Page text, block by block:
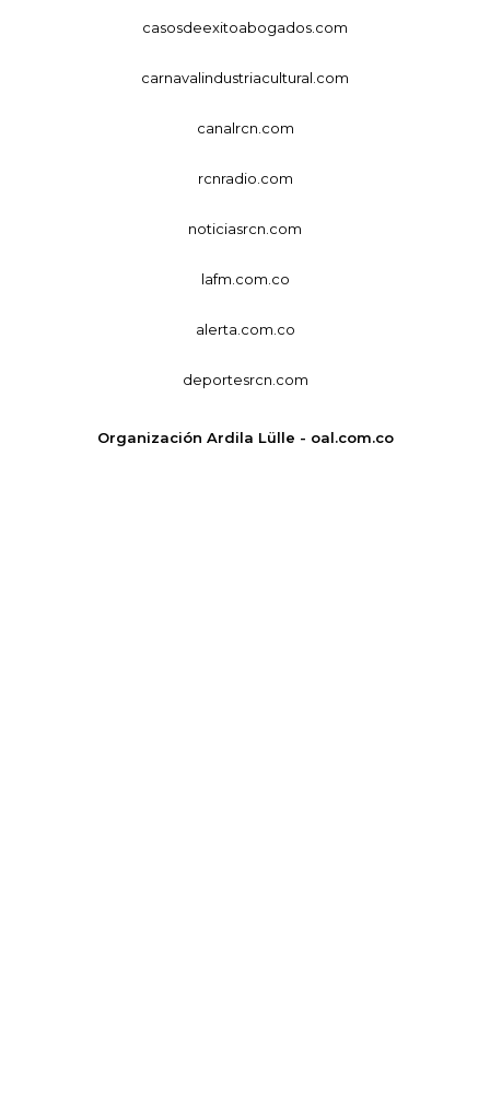
casosdeexitoabogados.com
carnavalindustriacultural.com
canalrcn.com
rcnradio.com
noticiasrcn.com
lafm.com.co
alerta.com.co
deportesrcn.com
Organización Ardila Lülle - oal.com.co